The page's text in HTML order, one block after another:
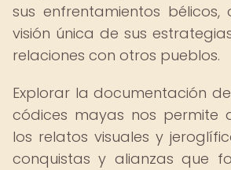
sus enfrentamientos bélicos,
visión única de sus
relaciones con otros pueblos.
Explorar la documentación
códices mayas nos permite
los relatos visuales y
conquistas y alianzas que